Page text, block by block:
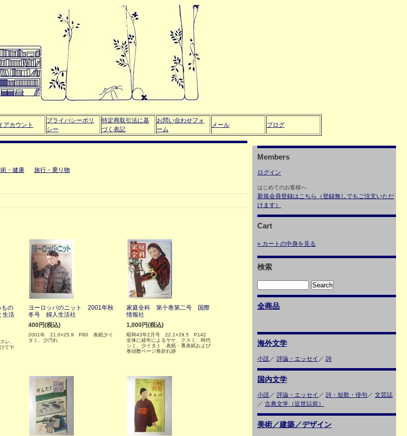
アカウント
プライバシーポリ
シー
特定商取引法に基
づく表記
お問い合わせフォ
ーム
メール ブログ
・健康
旅行・乗り物
の
活
、
てヤ
ヨーロッパのニット 2001年秋
冬号 婦人生活社
400円(税込)
2001年 21.0×25.9 P80 表紙少イ
タミ、少汚れ
家庭全科 第十巻第二号 国際
情報社
1,000円(税込)
昭和43年2月号 22.1×29.5 P142
全体に経年によるヤケ、クスミ、時代
シミ、少イタミ 表紙・裏表紙および
巻頭数ページ角折れ跡
Members
ログイン
はじめてのお客様へ
新規会員登録はこちら（登録無しでもご注文いただ
けます）
Cart
» カートの中身を見る
検索
全商品
海外文学
小説／ 評論・エッセイ ／ 詩
国内文学
小説／ 評論・エッセイ ／ 詩・短歌・俳句 ／ 文芸誌
／ 古典文学（近世以前）
美術／建築／デザイン